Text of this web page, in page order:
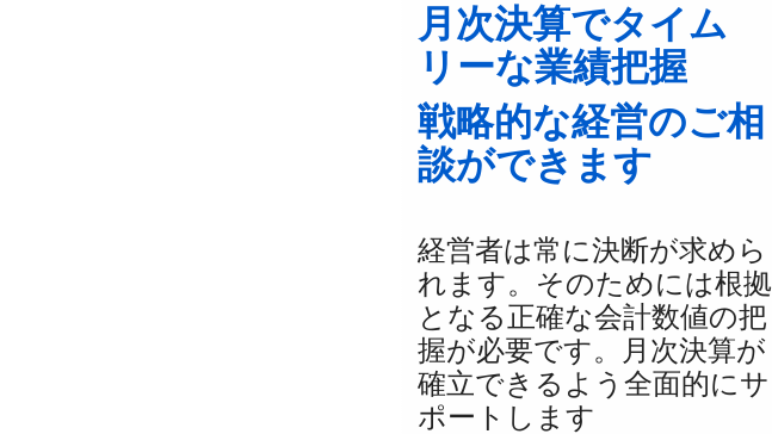
月次決算でタイム
リーな業績把握
戦略的な経営のご相
談ができます
経営者は常に決断が求めら
れます。そのためには根拠
となる正確な会計数値の把
握が必要です。月次決算が
確立できるよう全面的にサ
ポートします